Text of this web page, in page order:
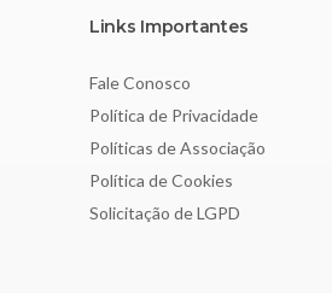
Links Importantes
Fale Conosco
Política de Privacidade
Políticas de Associação
Política de Cookies
Solicitação de LGPD